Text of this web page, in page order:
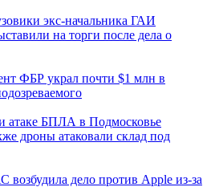
экс-начальника ГАИ
на торги после дела о
ФБР украл почти $1 млн в
атаке БПЛА в Подмосковье
дроны атаковали склад под
возбудила дело против Apple из-за